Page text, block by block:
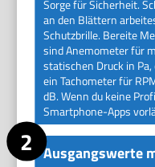
Sorge für Sicherheit.
an den Blättern
Schutzbrille. Bereite
sind Anemometer für
statischen Druck in
ein Tachometer für
dB. Wenn du keine
Smartphone-Apps
Ausgangswerte